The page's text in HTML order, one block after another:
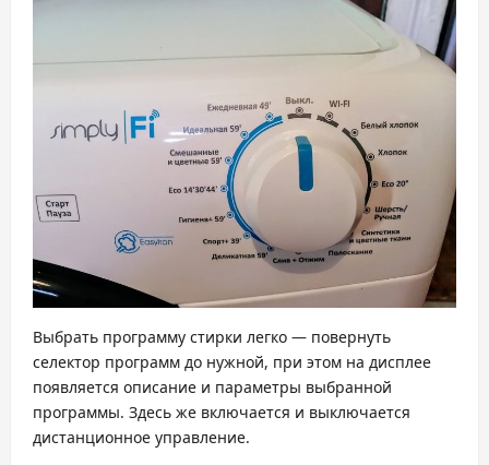
Выбрать программу стирки легко — повернуть
селектор программ до нужной, при этом на дисплее
появляется описание и параметры выбранной
программы. Здесь же включается и выключается
дистанционное управление.